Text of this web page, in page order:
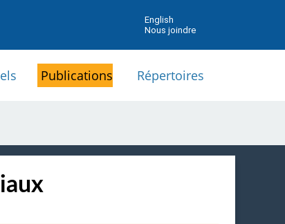
English
Nous joindre
Publications Répertoires